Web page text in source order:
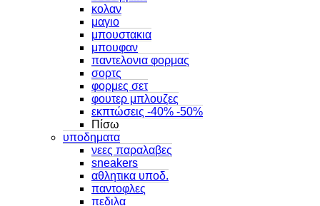
κολαν
μαγιο
μπουστακια
μπουφαν
παντελονια φορμας
σορτς
φορμες σετ
φουτερ μπλουζες
εκπτώσεις -40% -50%
Πίσω
υποδηματα
νεες παραλαβες
sneakers
αθλητικα υποδ.
παντοφλες
πεδιλα